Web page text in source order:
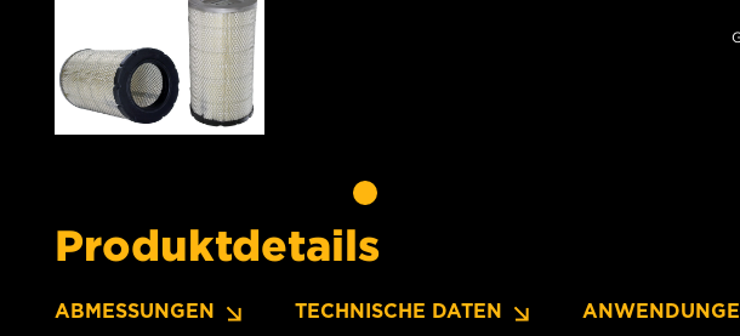
Produktdetails
ABMESSUNGEN TECHNISCHE DATEN